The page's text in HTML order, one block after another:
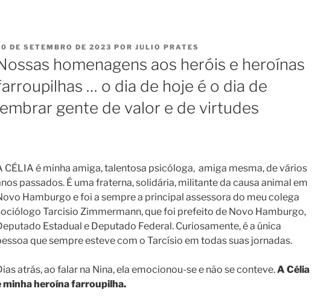
DE SETEMBRO DE 2023 POR JULIO PRATES
homenagens aos heróis e heroínas
… o dia de hoje é o dia de
gente de valor e de virtudes
CÉLIA é minha amiga, talentosa psicóloga, amiga mesma, de vários
passados. É uma fraterna, solidária, militante da causa animal em
Hamburgo e foi a sempre a principal assessora do meu colega
Tarcisio Zimmermann, que foi prefeito de Novo Hamburgo,
Estadual e Deputado Federal. Curiosamente, é a única
que sempre esteve com o Tarcísio em todas suas jornadas.
atrás, ao falar na Nina, ela emocionou-se e não se conteve.A Célia
minha heroína farroupilha.